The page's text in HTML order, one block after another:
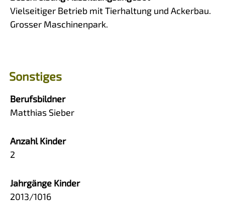
Vielseitiger Betrieb mit Tierhaltung und Ackerbau.
Grosser Maschinenpark.
Sonstiges
Berufsbildner
Matthias Sieber
Anzahl Kinder
2
Jahrgänge Kinder
2013/1016